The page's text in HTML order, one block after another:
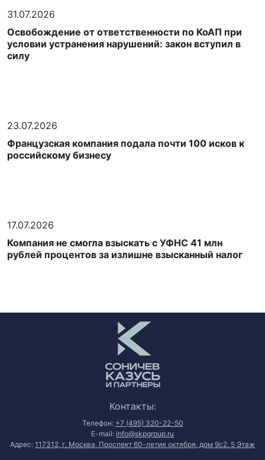
31.07.2026
Освобождение от ответственности по КоАП при
условии устранения нарушений: закон вступил в
силу
23.07.2026
Французская компания подала почти 100 исков к
российскому бизнесу
17.07.2026
Компания не смогла взыскать с УФНС 41 млн
рублей процентов за излишне взысканный налог
Контакты:
Телефон: +7 (495) 320-22-50
E-mail: info@skpgroup.ru
Адрес: 117312, г. Москва, Проспект 60-летия октября, дом 9с2. 5 Этаж